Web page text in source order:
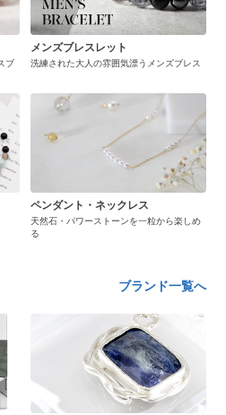
ブ
メンズブレスレット
洗練された大人の雰囲気漂うメンズブレス
ペンダント・ネックレス
天然石・パワーストーンを一粒から楽しめ
る
ブランド一覧へ